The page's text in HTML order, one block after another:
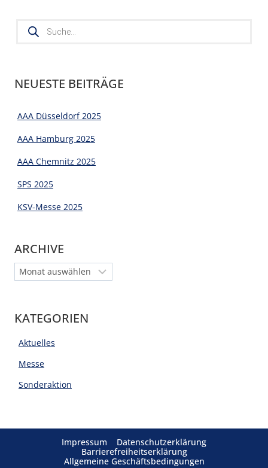
search
NEUESTE BEITRÄGE
AAA Düsseldorf 2025
AAA Hamburg 2025
AAA Chemnitz 2025
SPS 2025
KSV-Messe 2025
ARCHIVE
Archiv
KATEGORIEN
Aktuelles
Messe
Sonderaktion
Impressum
Datenschutzerklärung
Barrierefreiheitserklärung
Allgemeine Geschäftsbedingungen